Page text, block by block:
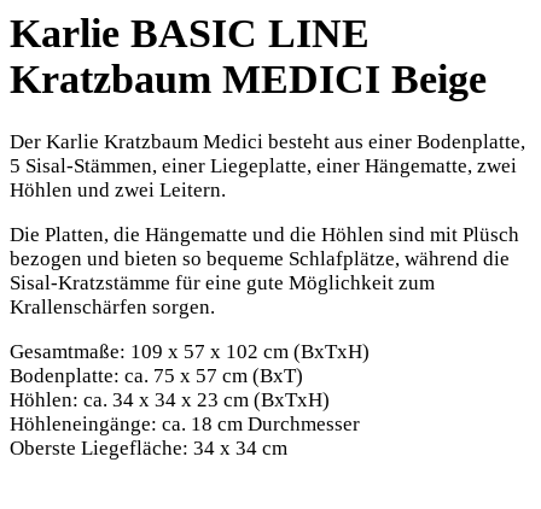
Karlie BASIC LINE
Kratzbaum MEDICI Beige
Der Karlie Kratzbaum Medici besteht aus einer Bodenplatte,
5 Sisal-Stämmen, einer Liegeplatte, einer Hängematte, zwei
Höhlen und zwei Leitern.
Die Platten, die Hängematte und die Höhlen sind mit Plüsch
bezogen und bieten so bequeme Schlafplätze, während die
Sisal-Kratzstämme für eine gute Möglichkeit zum
Krallenschärfen sorgen.
Gesamtmaße: 109 x 57 x 102 cm (BxTxH)
Bodenplatte: ca. 75 x 57 cm (BxT)
Höhlen: ca. 34 x 34 x 23 cm (BxTxH)
Höhleneingänge: ca. 18 cm Durchmesser
Oberste Liegefläche: 34 x 34 cm